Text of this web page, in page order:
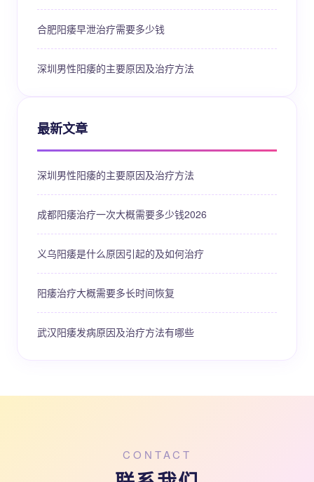
合肥阳痿早泄治疗需要多少钱
深圳男性阳痿的主要原因及治疗方法
最新文章
深圳男性阳痿的主要原因及治疗方法
成都阳痿治疗一次大概需要多少钱2026
义乌阳痿是什么原因引起的及如何治疗
阳痿治疗大概需要多长时间恢复
武汉阳痿发病原因及治疗方法有哪些
CONTACT